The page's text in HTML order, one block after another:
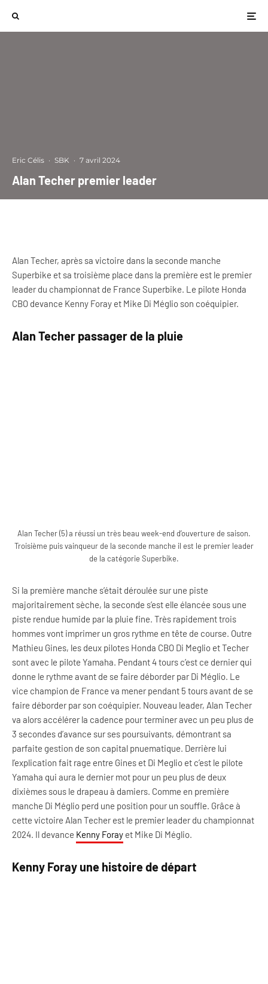
Eric Célis · SBK · 7 avril 2024
Alan Techer premier leader
Alan Techer, après sa victoire dans la seconde manche
Superbike et sa troisième place dans la première est le premier
leader du championnat de France Superbike. Le pilote Honda
CBO devance Kenny Foray et Mike Di Méglio son coéquipier.
Alan Techer passager de la pluie
Alan Techer (5) a réussi un très beau week-end d’ouverture de saison.
Troisième puis vainqueur de la seconde manche il est le premier leader
de la catégorie Superbike.
Si la première manche s’était déroulée sur une piste
majoritairement sèche, la seconde s’est elle élancée sous une
piste rendue humide par la pluie fine. Très rapidement trois
hommes vont imprimer un gros rythme en tête de course. Outre
Mathieu Gines, les deux pilotes Honda CBO Di Meglio et Techer
sont avec le pilote Yamaha. Pendant 4 tours c’est ce dernier qui
donne le rythme avant de se faire déborder par Di Méglio. Le
vice champion de France va mener pendant 5 tours avant de se
faire déborder par son coéquipier. Nouveau leader, Alan Techer
va alors accélérer la cadence pour terminer avec un peu plus de
3 secondes d’avance sur ses poursuivants, démontrant sa
parfaite gestion de son capital pnuematique. Derrière lui
l’explication fait rage entre Gines et Di Meglio et c’est le pilote
Yamaha qui aura le dernier mot pour un peu plus de deux
dixièmes sous le drapeau à damiers. Comme en première
manche Di Méglio perd une position pour un souffle. Grâce à
cette victoire Alan Techer est le premier leader du championnat
2024. Il devance Kenny Foray et Mike Di Méglio.
Kenny Foray une histoire de départ